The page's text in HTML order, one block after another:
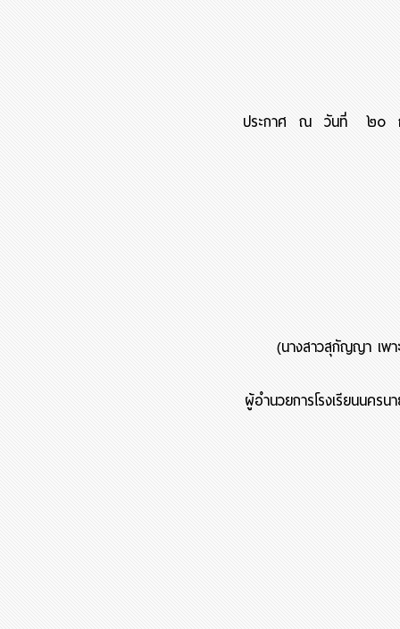
ประกาศ ณ วันที่ ๒๐
(นางสาวสุกัญญา เพ
ผู้อำนวยการโรงเรียนนครน